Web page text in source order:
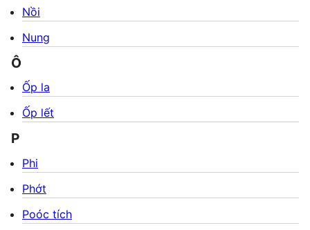
Nồi
Nung
Ô
Ốp la
Ốp lết
P
Phi
Phớt
Poóc tích